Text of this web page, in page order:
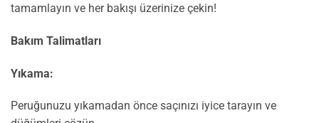
tamamlayın ve her bakışı üzerinize çekin!
Bakım Talimatları
Yıkama:
Peruğunuzu yıkamadan önce saçınızı iyice tarayın ve